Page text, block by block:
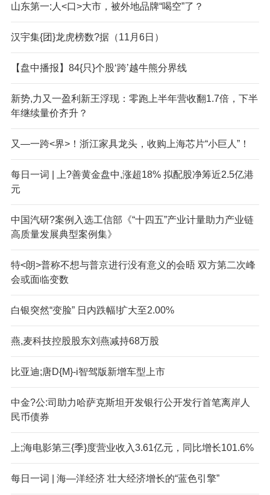
山东第一:人<口>大市，被外地品牌“喝空”了？
汉宇集{团}龙虎榜数?据（11月6日）
【盘中播报】84{只}个股‘跨’越牛熊分界线
新势,力又一盈利新王浮现：零跑上半年营收翻1.7倍，下半
年继续量价齐升？
又—一跨<界>！浙江家具龙头，收购上海芯片“小巨人”！
每日一词 | 上?善黄金盘中,涨超18% 拟配股净筹近2.5亿港
元
中国汽研?案例入选工信部《“十四五”产业计量助力产业链
高质量发展典型案例集》
特<朗>普称不想与普京进行没有意义的会晤 双方第二次峰
会或面临变数
白银突然“变脸” 日内跌幅!扩大至2.00%
燕,麦科技控股股东刘燕减持68万股
比亚迪;唐D{M}-i智驾版新增车型上市
中金?公:司助力哈萨克斯坦开发银行公开发行首笔离岸人
民币债券
上;海电影第三{季}度营业收入3.61亿元，同比增长101.6%
每日一词 | 海—洋经济 壮大经济增长的“蓝色引擎”